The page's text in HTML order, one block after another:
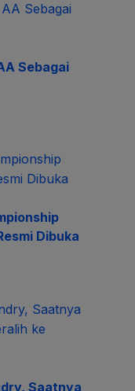
Sebagai
Dibuka
Saatnya